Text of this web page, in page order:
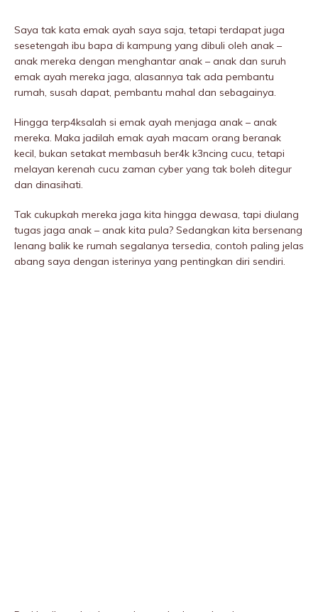
Saya tak kata emak ayah saya saja, tetapi terdapat juga
sesetengah ibu bapa di kampung yang dibuIi oleh anak –
anak mereka dengan menghantar anak – anak dan suruh
emak ayah mereka jaga, alasannya tak ada pembantu
rumah, susah dapat, pembantu mahal dan sebagainya.
Hingga terp4ksalah si emak ayah menjaga anak – anak
mereka. Maka jadilah emak ayah macam orang beranak
kecil, bukan setakat membasuh ber4k k3ncing cucu, tetapi
melayan kerenah cucu zaman cyber yang tak boleh ditegur
dan dinasihati.
Tak cukupkah mereka jaga kita hingga dewasa, tapi diulang
tugas jaga anak – anak kita pula? Sedangkan kita bersenang
lenang balik ke rumah segalanya tersedia, contoh paling jelas
abang saya dengan isterinya yang pentingkan diri sendiri.